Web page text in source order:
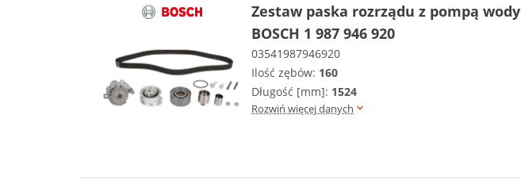
Zestaw paska rozrządu z pompą wody
BOSCH 1 987 946 920
03541987946920
Ilość zębów: 160
Długość [mm]: 1524
Rozwiń więcej danych